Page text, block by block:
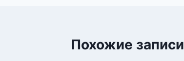
Похожие записи